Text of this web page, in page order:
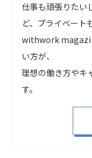
仕事も頑張りたい
ど、プライベート
withwork
い方が、
理想の働き方やキ
す。